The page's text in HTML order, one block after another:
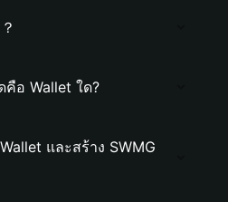
คือ Wallet ใด?
และสร้าง SWMG